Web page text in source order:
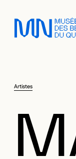
Artistes